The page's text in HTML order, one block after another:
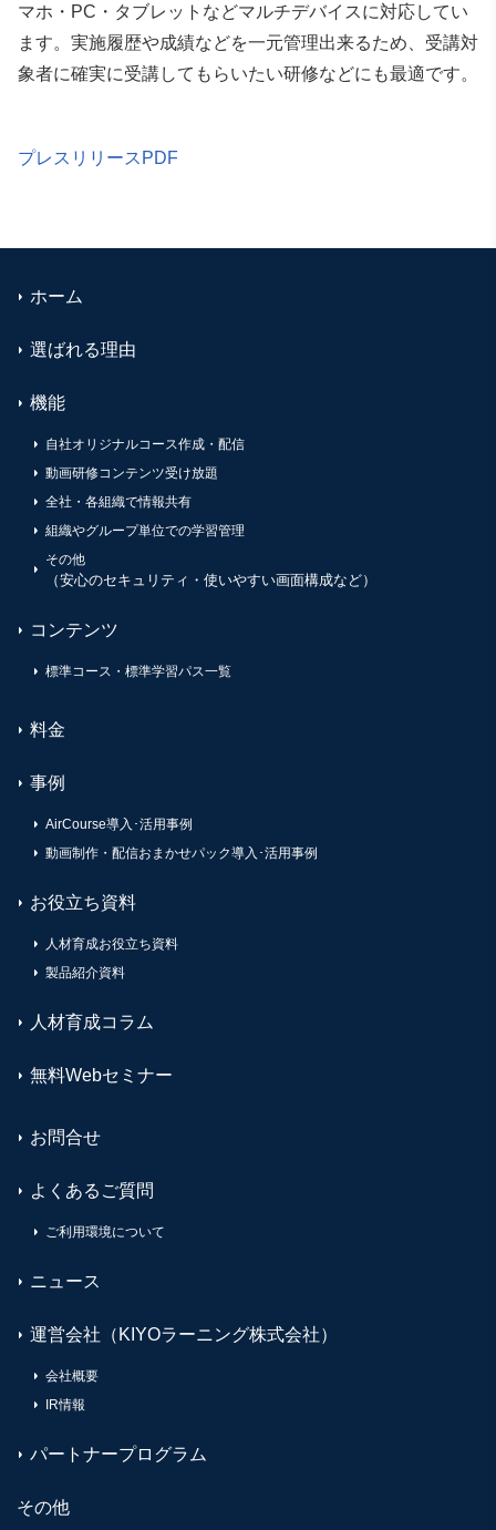
マホ・PC・タブレットなどマルチデバイスに対応してい
ます。実施履歴や成績などを一元管理出来るため、受講対
象者に確実に受講してもらいたい研修などにも最適です。
プレスリリースPDF
ホーム
選ばれる理由
機能
自社オリジナルコース作成・配信
動画研修コンテンツ受け放題
全社・各組織で情報共有
組織やグループ単位での学習管理
その他
（安心のセキュリティ・使いやすい画面構成など）
コンテンツ
標準コース・標準学習パス一覧
料金
事例
AirCourse導入･活用事例
動画制作・配信おまかせパック導入･活用事例
お役立ち資料
人材育成お役立ち資料
製品紹介資料
人材育成コラム
無料Webセミナー
お問合せ
よくあるご質問
ご利用環境について
ニュース
運営会社（KIYOラーニング株式会社）
会社概要
IR情報
パートナープログラム
その他